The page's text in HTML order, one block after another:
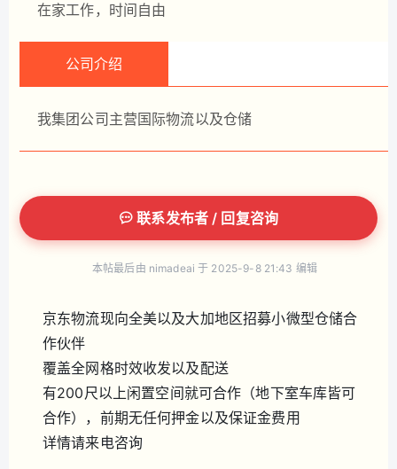
在家工作，时间自由
公司介绍
我集团公司主营国际物流以及仓储
联系发布者 / 回复咨询
本帖最后由 nimadeai 于 2025-9-8 21:43 编辑
京东物流现向全美以及大加地区招募小微型仓储合
作伙伴
覆盖全网格时效收发以及配送
有200尺以上闲置空间就可合作（地下室车库皆可
合作），前期无任何押金以及保证金费用
详情请来电咨询